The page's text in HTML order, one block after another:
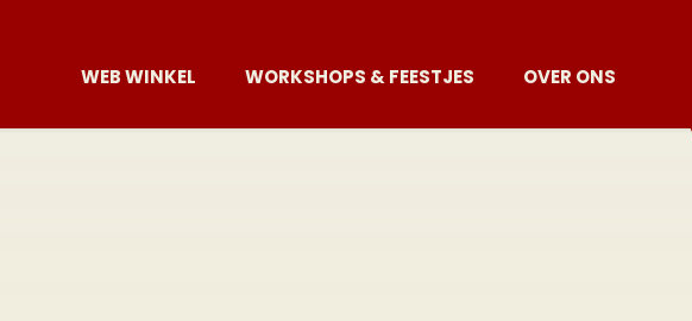
WEB WINKEL WORKSHOPS & FEESTJES OVER ONS